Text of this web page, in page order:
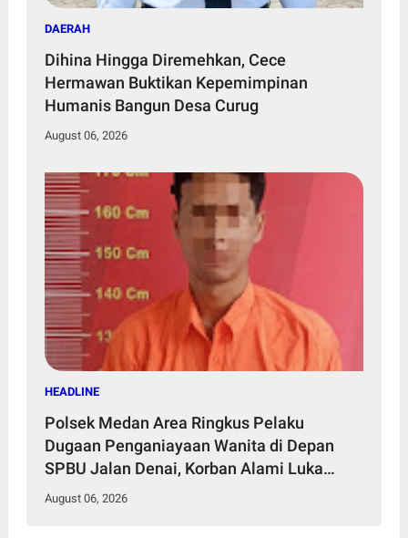
DAERAH
Dihina Hingga Diremehkan, Cece
Hermawan Buktikan Kepemimpinan
Humanis Bangun Desa Curug
August 06, 2026
HEADLINE
Polsek Medan Area Ringkus Pelaku
Dugaan Penganiayaan Wanita di Depan
SPBU Jalan Denai, Korban Alami Luka
Memar
August 06, 2026